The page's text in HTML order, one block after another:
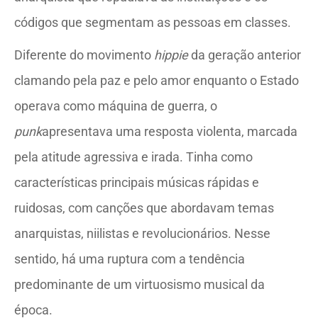
códigos que segmentam as pessoas em classes.
Diferente do movimento hippieda geração anterior
clamando pela paz e pelo amor enquanto o Estado
operava como máquina de guerra, o
punkapresentava uma resposta violenta, marcada
pela atitude agressiva e irada. Tinha como
características principais músicas rápidas e
ruidosas, com canções que abordavam temas
anarquistas, niilistas e revolucionários. Nesse
sentido, há uma ruptura com a tendência
predominante de um virtuosismo musical da
época.